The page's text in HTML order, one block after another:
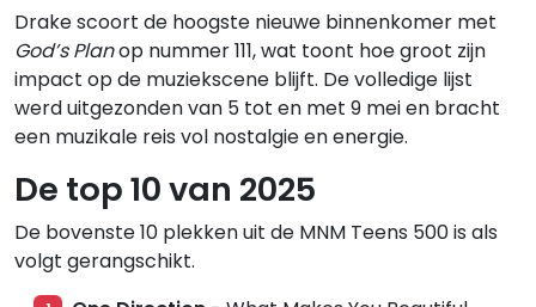
Drake scoort de hoogste nieuwe binnenkomer met
God’s Planop nummer 111, wat toont hoe groot zijn
impact op de muziekscene blijft. De volledige lijst
werd uitgezonden van 5 tot en met 9 mei en bracht
een muzikale reis vol nostalgie en energie.
De top 10 van 2025
De bovenste 10 plekken uit de MNM Teens 500 is als
volgt gerangschikt.